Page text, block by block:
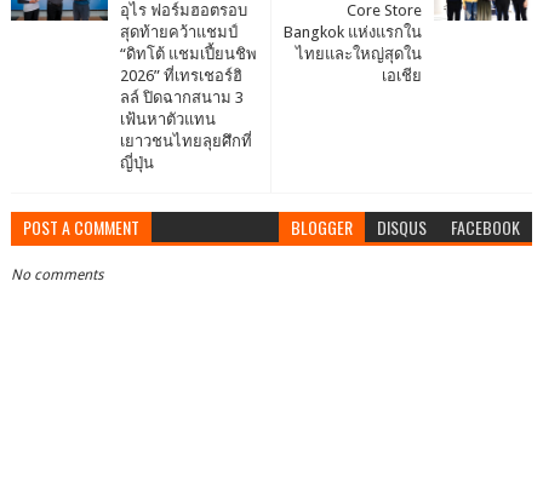
Core Store
Bangkok แห่งแรกใน
ไทยและใหญ่สุดใน
เอเชีย
อุไร ฟอร์มฮอตรอบ
สุดท้ายคว้าแชมป์
“ดิทโต้ แชมเปี้ยนชิพ
2026” ที่เทรเชอร์ฮิ
ลล์ ปิดฉากสนาม 3
เฟ้นหาตัวแทน
เยาวชนไทยลุยศึกที่
ญี่ปุ่น
POST A COMMENT BLOGGER DISQUS FACEBOOK
No comments